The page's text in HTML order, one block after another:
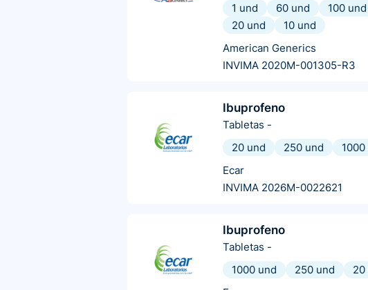
1 und
60 und 100 und
20 und
10 und
American Generics
INVIMA 2020M-001305-R3
Ibuprofeno
Tabletas -
20 und
250 und
Ecar
INVIMA 2026M-0022621
Ibuprofeno
Tabletas -
1000 und
250 und
20